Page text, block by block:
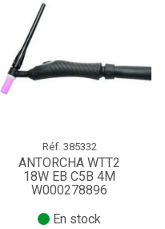
Réf. 385332
ANTORCHA WTT2
18W EB C5B 4M
W000278896
En stock